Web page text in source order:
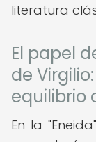
literatura
El papel
de
equilibrio
En la